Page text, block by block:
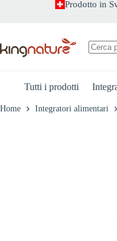
Prodotto in
Tutti i prodotti
Home Integratori alimentari